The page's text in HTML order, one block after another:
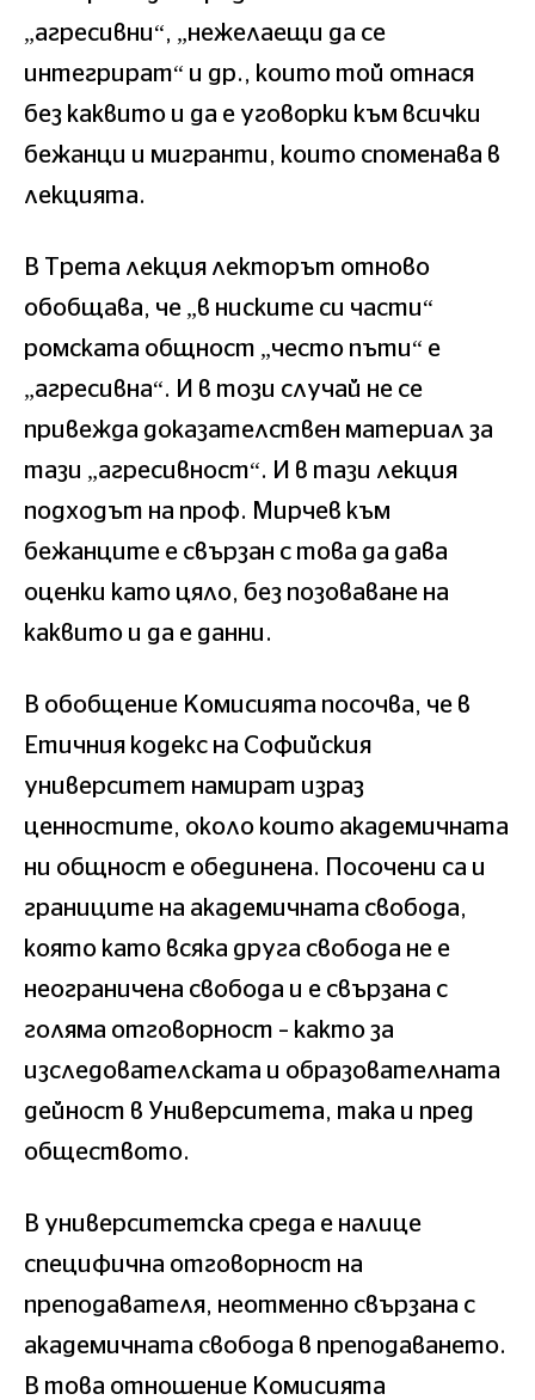
„агресивни“, „нежелаещи да се
интегрират“ и др., които той отнася
без каквито и да е уговорки към всички
бежанци и мигранти, които споменава в
лекцията.
В Трета лекция лекторът отново
обобщава, че „в ниските си части“
ромската общност „често пъти“ е
„агресивна“. И в този случай не се
привежда доказателствен материал за
тази „агресивност“. И в тази лекция
подходът на проф. Мирчев към
бежанците е свързан с това да дава
оценки като цяло, без позоваване на
каквито и да е данни.
В обобщение Комисията посочва, че в
Етичния кодекс на Софийския
университет намират израз
ценностите, около които академичната
ни общност е обединена. Посочени са и
границите на академичната свобода,
която като всяка друга свобода не е
неограничена свобода и е свързана с
голяма отговорност – както за
изследователската и образователната
дейност в Университета, така и пред
обществото.
В университетска среда е налице
специфична отговорност на
преподавателя, неотменно свързана с
академичната свобода в преподаването.
В това отношение Комисията